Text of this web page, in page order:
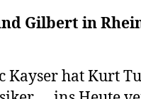
Gilbert in
Kayser hat Kurt